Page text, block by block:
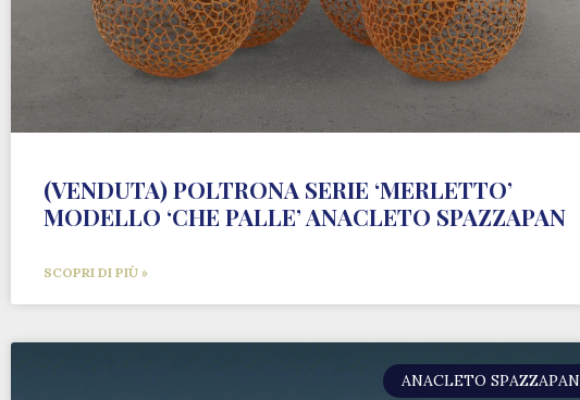
(VENDUTA) POLTRONA SERIE ‘MERLETTO’
MODELLO ‘CHE PALLE’ ANACLETO SPAZZAPAN
SCOPRI DI PIÙ »
ANACLETO SPAZZAPAN